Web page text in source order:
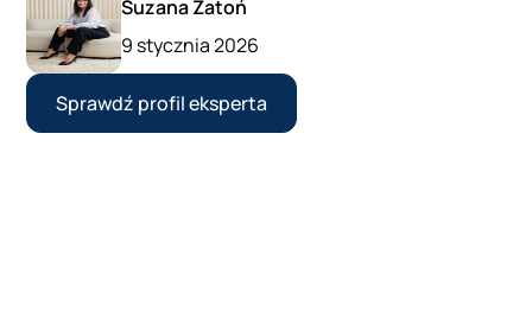
Suzana Zatoń
9 stycznia 2026
Sprawdź profil eksperta